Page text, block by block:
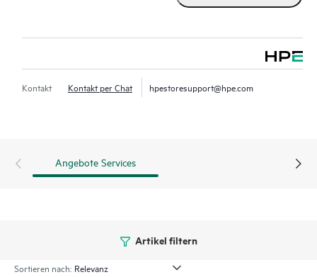
Kontakt Kontakt per Chat hpestoresupport@hpe.com
Angebote Services
Artikel filtern
Sortieren nach: